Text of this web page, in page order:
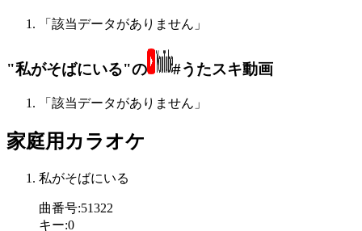
「該当データがありません」
"私がそばにいる"の #うたスキ動画
「該当データがありません」
家庭用カラオケ
私がそばにいる
曲番号:51322
キー:0